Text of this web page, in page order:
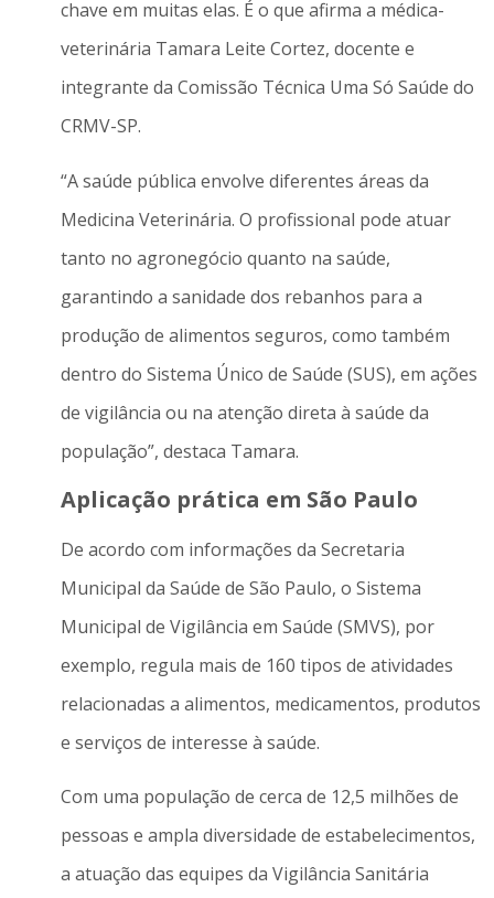
chave em muitas elas. É o que afirma a médica-
veterinária Tamara Leite Cortez, docente e
integrante da Comissão Técnica Uma Só Saúde do
CRMV-SP.
“A saúde pública envolve diferentes áreas da
Medicina Veterinária. O profissional pode atuar
tanto no agronegócio quanto na saúde,
garantindo a sanidade dos rebanhos para a
produção de alimentos seguros, como também
dentro do Sistema Único de Saúde (SUS), em ações
de vigilância ou na atenção direta à saúde da
população”, destaca Tamara.
Aplicação prática em São Paulo
De acordo com informações da Secretaria
Municipal da Saúde de São Paulo, o Sistema
Municipal de Vigilância em Saúde (SMVS), por
exemplo, regula mais de 160 tipos de atividades
relacionadas a alimentos, medicamentos, produtos
e serviços de interesse à saúde.
Com uma população de cerca de 12,5 milhões de
pessoas e ampla diversidade de estabelecimentos,
a atuação das equipes da Vigilância Sanitária